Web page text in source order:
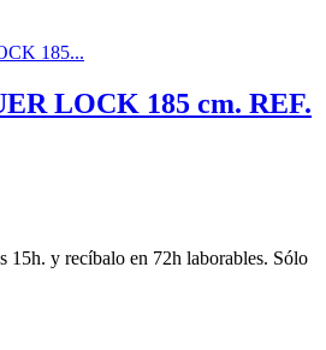
LOCK 185 cm. REF.
15h. y recíbalo en 72h laborables. Sólo